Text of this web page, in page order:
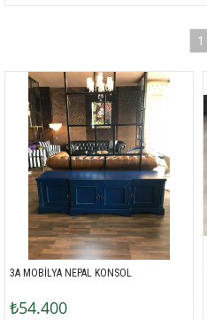
1
3A MOBİLYA NEPAL KONSOL
₺54.400